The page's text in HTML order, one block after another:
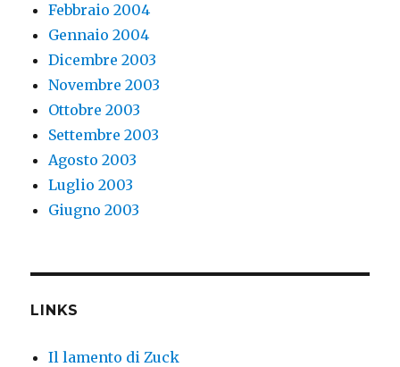
Febbraio 2004
Gennaio 2004
Dicembre 2003
Novembre 2003
Ottobre 2003
Settembre 2003
Agosto 2003
Luglio 2003
Giugno 2003
LINKS
Il lamento di Zuck